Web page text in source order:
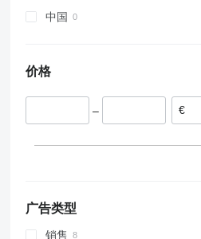
中国
价格
–
广告类型
销售